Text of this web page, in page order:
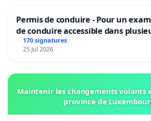
Permis de conduire - Pour un
de conduire accessible dans
Bruxelles
170 signatures
25 Jul 2026
Maintenir les changements volants
province de